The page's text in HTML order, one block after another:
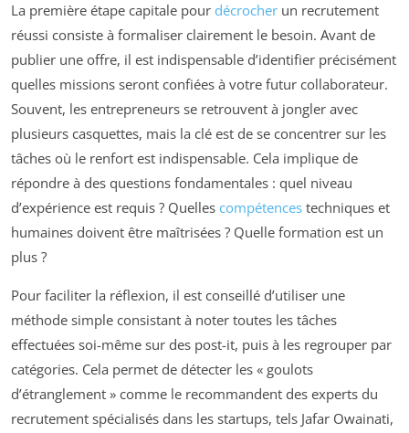
La première étape capitale pour décrocher un recrutement
réussi consiste à formaliser clairement le besoin. Avant de
publier une offre, il est indispensable d’identifier précisément
quelles missions seront confiées à votre futur collaborateur.
Souvent, les entrepreneurs se retrouvent à jongler avec
plusieurs casquettes, mais la clé est de se concentrer sur les
tâches où le renfort est indispensable. Cela implique de
répondre à des questions fondamentales : quel niveau
d’expérience est requis ? Quelles compétences techniques et
humaines doivent être maîtrisées ? Quelle formation est un
plus ?
Pour faciliter la réflexion, il est conseillé d’utiliser une
méthode simple consistant à noter toutes les tâches
effectuées soi-même sur des post-it, puis à les regrouper par
catégories. Cela permet de détecter les « goulots
d’étranglement » comme le recommandent des experts du
recrutement spécialisés dans les startups, tels Jafar Owainati,